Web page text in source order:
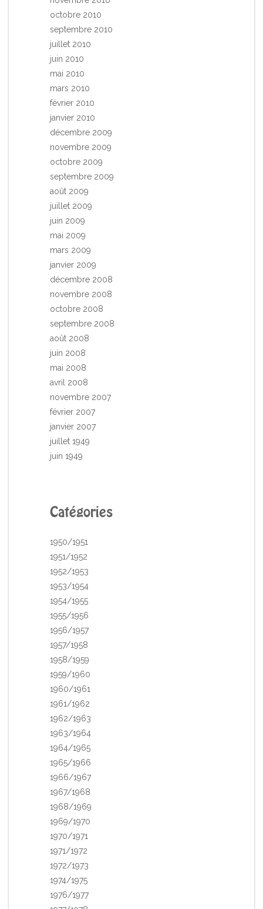
octobre 2010
septembre 2010
juillet 2010
juin 2010
mai 2010
mars 2010
février 2010
janvier 2010
décembre 2009
novembre 2009
octobre 2009
septembre 2009
août 2009
juillet 2009
juin 2009
mai 2009
mars 2009
janvier 2009
décembre 2008
novembre 2008
octobre 2008
septembre 2008
août 2008
juin 2008
mai 2008
avril 2008
novembre 2007
février 2007
janvier 2007
juillet 1949
juin 1949
Catégories
1950/1951
1951/1952
1952/1953
1953/1954
1954/1955
1955/1956
1956/1957
1957/1958
1958/1959
1959/1960
1960/1961
1961/1962
1962/1963
1963/1964
1964/1965
1965/1966
1966/1967
1967/1968
1968/1969
1969/1970
1970/1971
1971/1972
1972/1973
1974/1975
1976/1977